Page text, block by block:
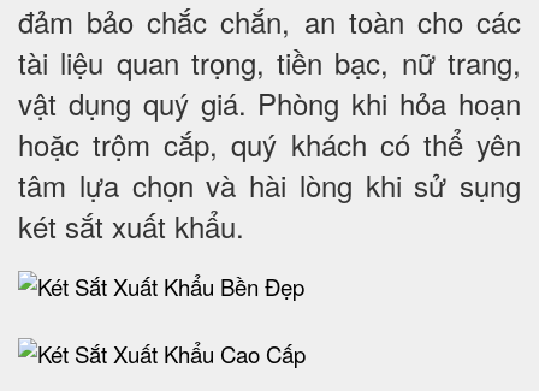
đảm bảo chắc chắn, an toàn cho các
tài liệu quan trọng, tiền bạc, nữ trang,
vật dụng quý giá. Phòng khi hỏa hoạn
hoặc trộm cắp, quý khách có thể yên
tâm lựa chọn và hài lòng khi sử sụng
két sắt xuất khẩu.